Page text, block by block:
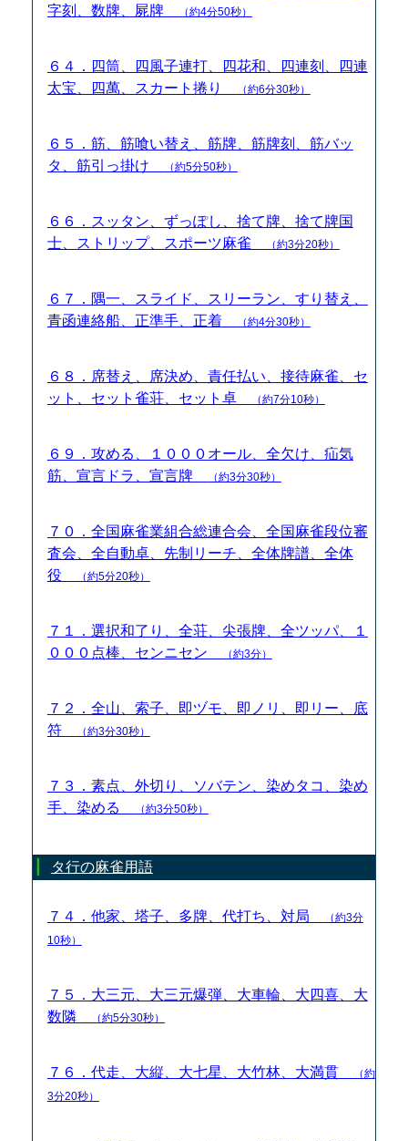
字刻、数牌、屍牌
（約4分50秒）
６４．四筒、四風子連打、四花和、四連刻、四連
太宝、四萬、スカート捲り
（約6分30秒）
６５．筋、筋喰い替え、筋牌、筋牌刻、筋バッ
タ、筋引っ掛け
（約5分50秒）
６６．スッタン、ずっぽし、捨て牌、捨て牌国
士、ストリップ、スポーツ麻雀
（約3分20秒）
６７．隅一、スライド、スリーラン、すり替え、
青函連絡船、正準手、正着
（約4分30秒）
６８．席替え、席決め、責任払い、接待麻雀、セ
ット、セット雀荘、セット卓
（約7分10秒）
６９．攻める、１０００オール、全欠け、疝気
筋、宣言ドラ、宣言牌
（約3分30秒）
７０．全国麻雀業組合総連合会、全国麻雀段位審
査会、全自動卓、先制リーチ、全体牌譜、全体
役
（約5分20秒）
７１．選択和了り、全荘、尖張牌、全ツッパ、１
０００点棒、センニセン
（約3分）
７２．全山、索子、即ヅモ、即ノリ、即リー、底
符
（約3分30秒）
７３．素点、外切り、ソバテン、染めタコ、染め
手、染める
（約3分50秒）
タ行の麻雀用語
７４．他家、塔子、多牌、代打ち、対局
（約3分
10秒）
７５．大三元、大三元爆弾、大車輪、大四喜、大
数隣
（約5分30秒）
７６．代走、大縦、大七星、大竹林、大満貫
（約
3分20秒）